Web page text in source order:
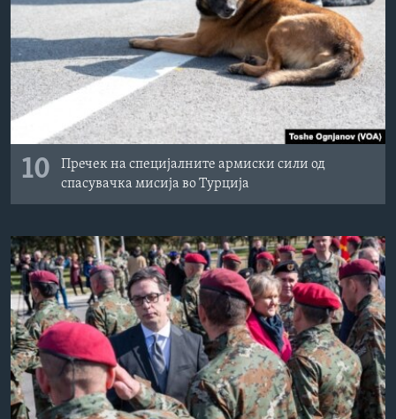
10
Пречек на специјалните армиски сили од
спасувачка мисија во Турција